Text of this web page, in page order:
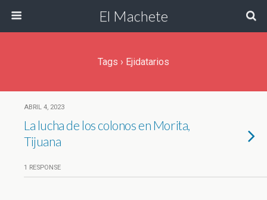
El Machete
Tags › Ejidatarios
ABRIL 4, 2023
La lucha de los colonos en Morita,
Tijuana
1 RESPONSE